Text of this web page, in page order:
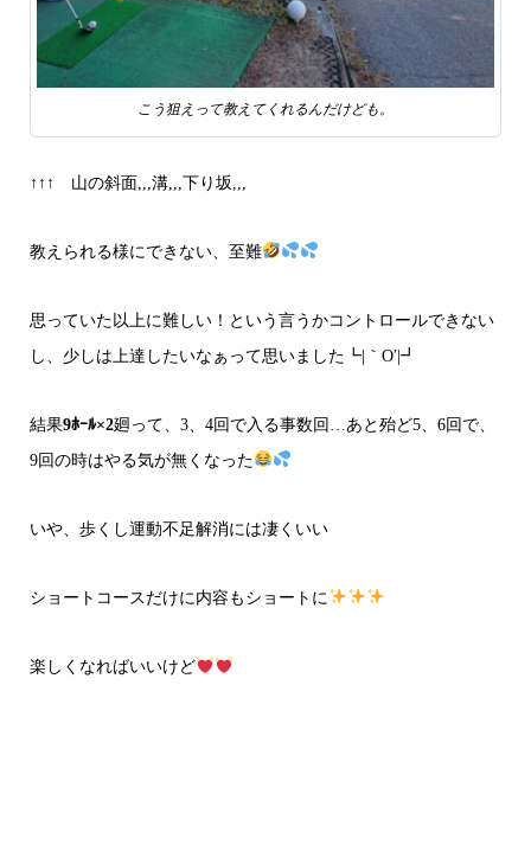
こう狙えって教えてくれるんだけども。
↑↑↑ 山の斜面,,,溝,,,下り坂,,,
教えられる様にできない、至難
思っていた以上に難しい！という言うかコントロールできない
し、少しは上達したいなぁって思いました┗|｀O′|┛
結果9ﾎｰﾙ×2廻って、3、4回で入る事数回…あと殆ど5、6回で、
9回の時はやる気が無くなった
いや、歩くし運動不足解消には凄くいい
ショートコースだけに内容もショートに
楽しくなればいいけど